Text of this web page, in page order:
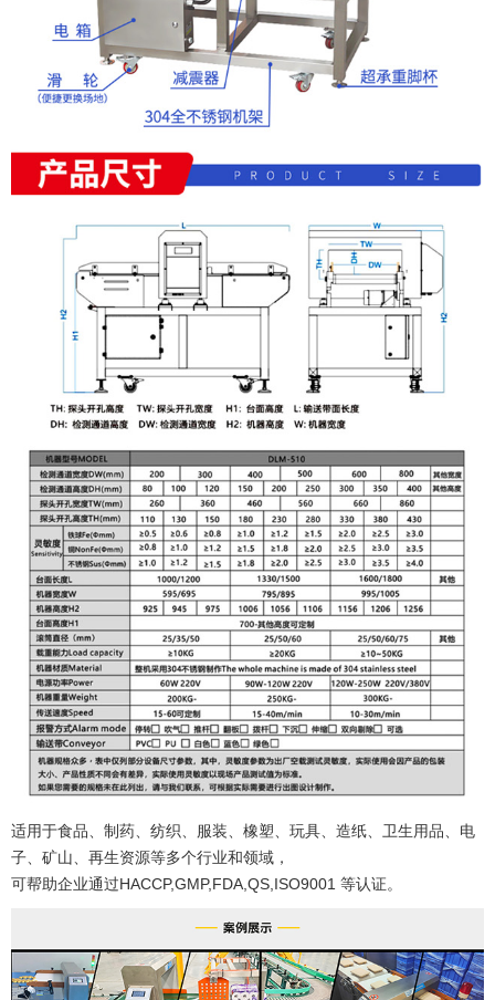
适用于食品、制药、纺织、服装、橡塑、玩具、造纸、卫生用品、电
子、矿山、再生资源等多个行业和领域，
可帮助企业通过HACCP,GMP,FDA,QS,ISO9001 等认证。